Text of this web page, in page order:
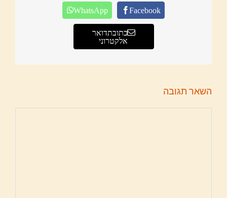
Facebook
WhatsApp
כתובת דואר
אלקטרוני
השאר תגובה